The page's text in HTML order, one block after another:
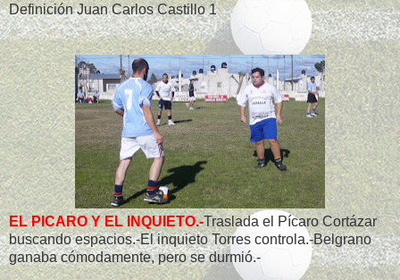
Definición Juan Carlos Castillo 1
EL PICARO Y EL INQUIETO.-Traslada el Pícaro Cortázar
buscando espacios.-El inquieto Torres controla.-Belgrano
ganaba cómodamente, pero se durmió.-